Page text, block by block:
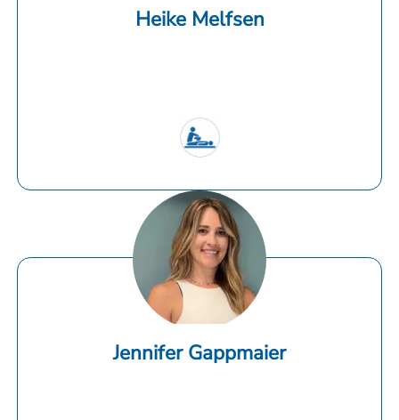
Heike Melfsen
Jennifer Gappmaier